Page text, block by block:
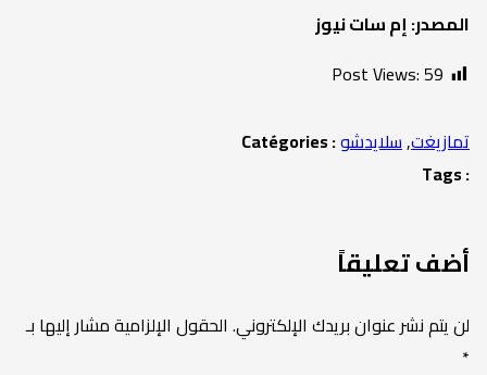
المصدر: إم سات نيوز
Post Views:59
Catégories : تمازيغت,سلايدشو
Tags :
أضف تعليقاً
لن يتم نشر عنوان بريدك الإلكتروني. الحقول الإلزامية مشار إليها بـ
*